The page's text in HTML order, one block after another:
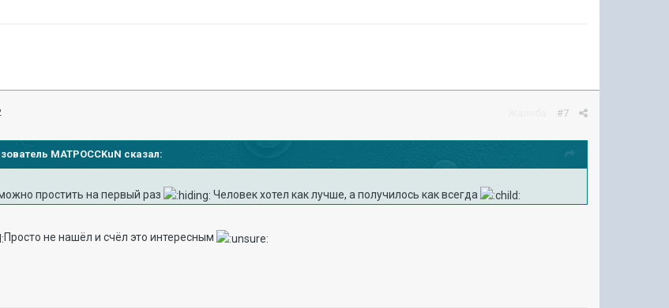
#7
MATPOCCKuN сказал:
простить на первый раз Человек хотел как лучше, а получилось как всегда
Просто не нашёл и счёл это интересным